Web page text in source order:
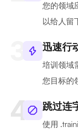
您的领域
以给人留
迅速行
培训领域
您目标的
跳过连
使用